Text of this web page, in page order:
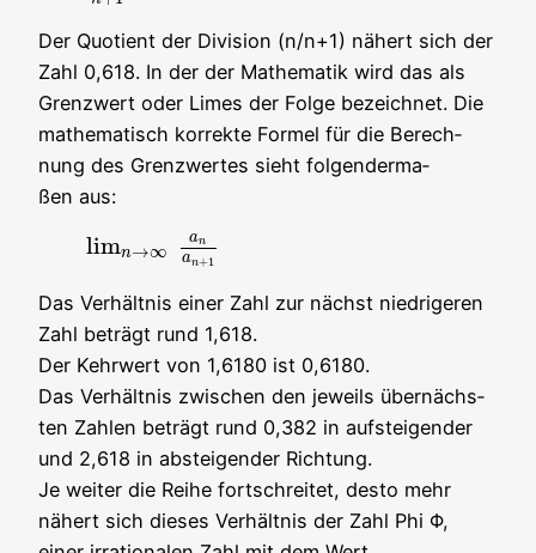
Der Quo­ti­ent der Divi­si­on (n/n+1) nähert sich der
Zahl 0,618. In der der Mathe­ma­tik wird das als
Grenz­wert oder Limes der Fol­ge bezeich­net. Die
mathe­ma­tisch kor­rek­te For­mel für die Berech­
nung des Grenz­wer­tes sieht fol­gen­der­ma­
ßen aus:
limn→∞
an
an+1
limn→∞ nan+
Das Ver­hält­nis einer Zahl zur nächst nied­ri­ge­ren
Zahl beträgt rund 1,618.
Der Kehr­wert von 1,6180 ist 0,6180.
Das Ver­hält­nis zwi­schen den jeweils über­nächs­
ten Zah­len beträgt rund 0,382 in auf­stei­gen­der
und 2,618 in abstei­gen­der Richtung.
Je wei­ter die Rei­he fort­schrei­tet, des­to mehr
nähert sich die­ses Ver­hält­nis der Zahl Phi Φ,